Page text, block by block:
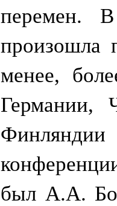
перемен.
произошла
менее,
Германии,
был А.А.